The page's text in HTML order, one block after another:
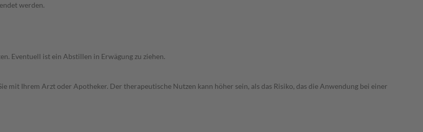
werden.
Eventuell ist ein Abstillen in Erwägung zu ziehen.
mit Ihrem Arzt oder Apotheker. Der therapeutische Nutzen kann höher sein, als das Risiko, das die Anwendung bei einer